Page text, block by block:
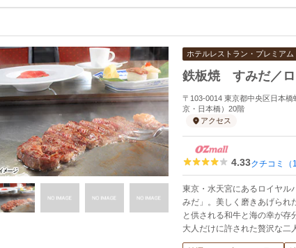
ホテルレストラン・プレミアム
鉄板焼 すみだ／ロ
〒103-0014 東京都中央区日本
京・日本橋）20階
アクセス
4.33クチコミ（
東京・水天宮にあるロイヤル
みだ」。美しく磨きあげられ
と供される和牛と海の幸が存
大人だけに許された贅沢な二